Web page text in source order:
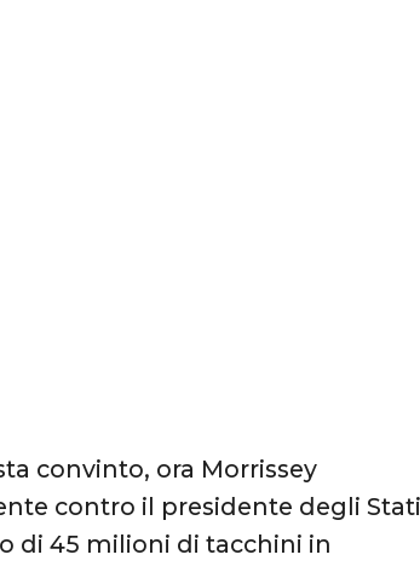
convinto, ora Morrissey
contro il presidente degli Stati
di 45 milioni di tacchini in